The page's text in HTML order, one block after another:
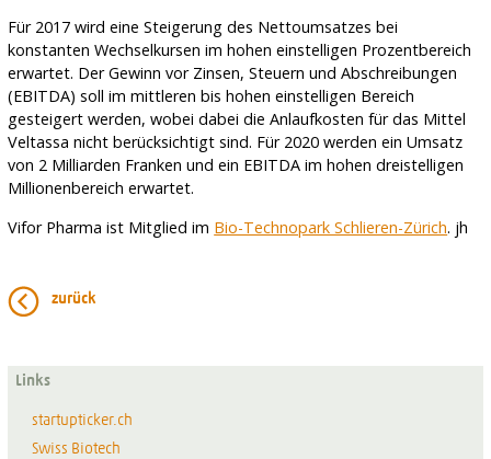
Für 2017 wird eine Steigerung des Nettoumsatzes bei
konstanten Wechselkursen im hohen einstelligen Prozentbereich
erwartet. Der Gewinn vor Zinsen, Steuern und Abschreibungen
(EBITDA) soll im mittleren bis hohen einstelligen Bereich
gesteigert werden, wobei dabei die Anlaufkosten für das Mittel
Veltassa nicht berücksichtigt sind. Für 2020 werden ein Umsatz
von 2 Milliarden Franken und ein EBITDA im hohen dreistelligen
Millionenbereich erwartet.
Vifor Pharma ist Mitglied im Bio-Technopark Schlieren-Zürich. jh
zurück
Links
startupticker.ch
Swiss Biotech